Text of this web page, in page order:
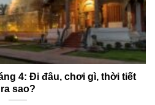
4: Đi đâu, chơi gì, thời tiết
ra sao?